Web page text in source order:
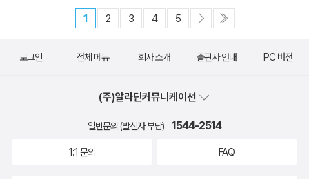
1 2 3 4 5
로그인 전체 메뉴 회사 소개 출판사 안내 PC 버전
(주)알라딘커뮤니케이션
일반문의 (발신자 부담) 1544-2514
1:1 문의 FAQ